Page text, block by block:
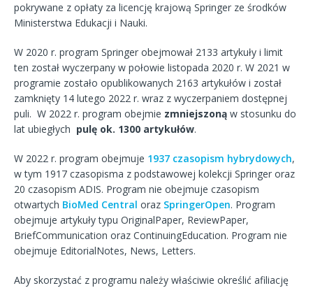
pokrywane z opłaty za licencję krajową Springer ze środków
Ministerstwa Edukacji i Nauki.
W 2020 r. program Springer obejmował 2133 artykuły i limit
ten został wyczerpany w połowie listopada 2020 r. W 2021 w
programie zostało opublikowanych 2163 artykułów i został
zamknięty 14 lutego 2022 r. wraz z wyczerpaniem dostępnej
puli. W 2022 r. program obejmie zmniejszoną w stosunku do
lat ubiegłych pulę ok. 1300 artykułów.
W 2022 r. program obejmuje 1937 czasopism hybrydowych,
w tym 1917 czasopisma z podstawowej kolekcji Springer oraz
20 czasopism ADIS. Program nie obejmuje czasopism
otwartych BioMed Central oraz SpringerOpen. Program
obejmuje artykuły typu OriginalPaper, ReviewPaper,
BriefCommunication oraz ContinuingEducation. Program nie
obejmuje EditorialNotes, News, Letters.
Aby skorzystać z programu należy właściwie określić afiliację